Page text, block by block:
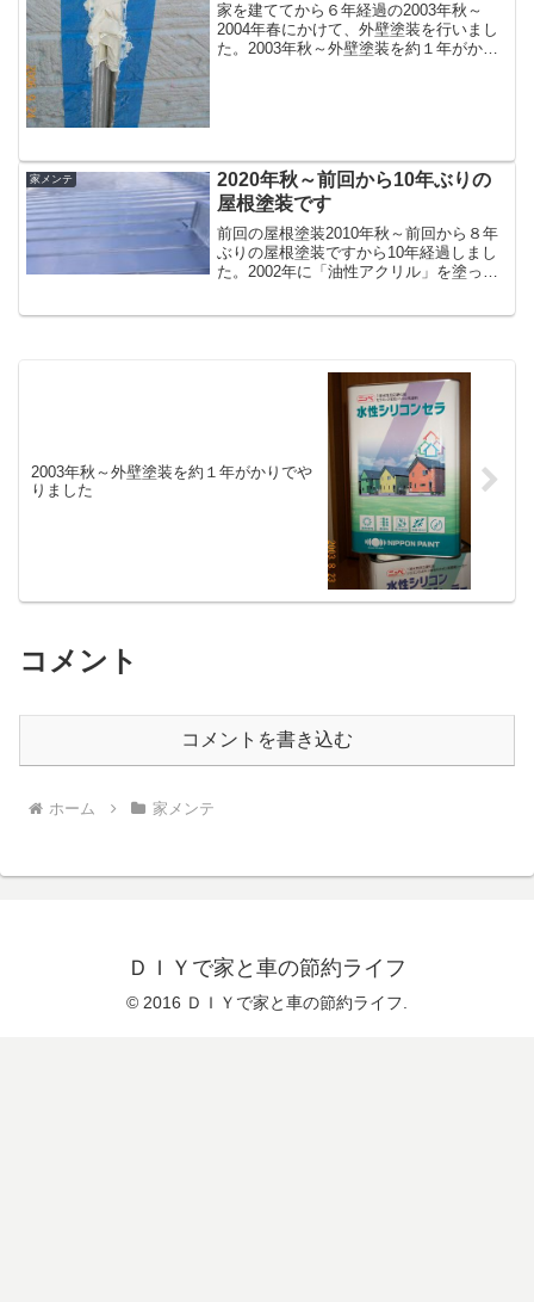
家を建ててから６年経過の2003年秋～
2004年春にかけて、外壁塗装を行いまし
た。2003年秋～外壁塗装を約１年がかり
家メンテ
2020年秋～前回から10年ぶりの
屋根塗装です
前回の屋根塗装2010年秋～前回から８年
ぶりの屋根塗装ですから10年経過しまし
た。2002年に「油性アクリル」を塗って
2003年秋～外壁塗装を約１年がかりでや
りました
コメント
コメントを書き込む
ホーム 家メンテ
ＤＩＹで家と車の節約ライフ
© 2016 ＤＩＹで家と車の節約ライフ.